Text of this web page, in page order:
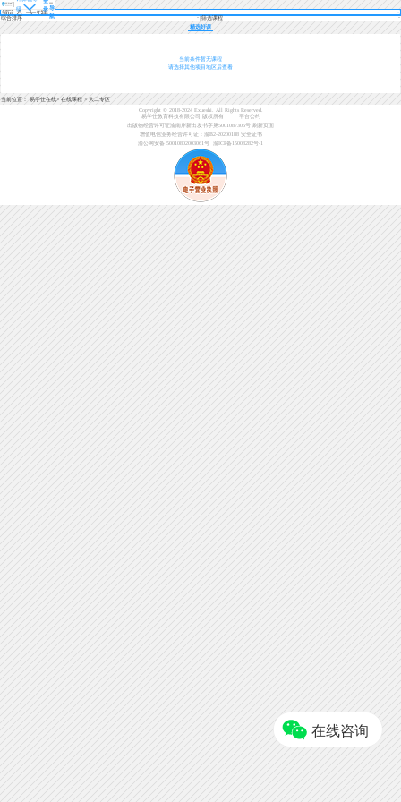
级
登
录导
航
综合排序
筛选课程
精选好课
当前条件暂无课程
请选择其他项目地区后查看
当前位置：易学仕在线> 在线课程 > 大二专区
Copyright © 2018-2024 Exueshi. All Rights Reserved.
易学仕教育科技有限公司 版权所有
平台公约
出版物经营许可证渝南岸新出发书字第5001087306号 刷新页面
增值电信业务经营许可证：渝B2-20200188 安全证书
渝公网安备 50010802003061号
渝ICP备15008282号-1